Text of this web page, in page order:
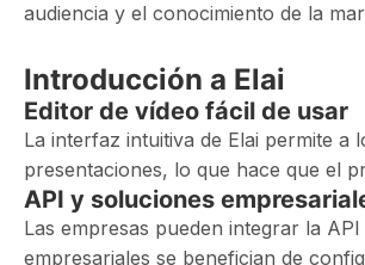
audiencia y el conocimiento de la
Introducción a Elai
Editor de vídeo fácil de usar
La interfaz intuitiva de Elai permite a
presentaciones, lo que hace que el
API y soluciones
Las empresas pueden integrar la
empresariales se benefician de